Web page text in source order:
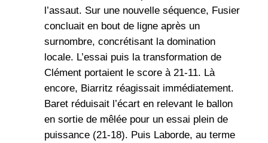
l’assaut. Sur une nouvelle séquence, Fusier
concluait en bout de ligne après un
surnombre, concrétisant la domination
locale. L’essai puis la transformation de
Clément portaient le score à 21-11. Là
encore, Biarritz réagissait immédiatement.
Baret réduisait l’écart en relevant le ballon
en sortie de mêlée pour un essai plein de
puissance (21-18). Puis Laborde, au terme